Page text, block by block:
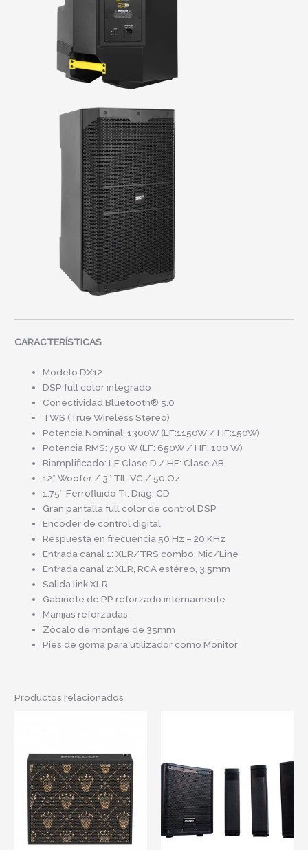
CARACTERÍSTICAS
Modelo DX12
DSP full color integrado
Conectividad Bluetooth® 5.0
TWS (True Wireless Stereo)
Potencia Nominal: 1300W (LF:1150W / HF:150W)
Potencia RMS: 750 W (LF: 650W / HF: 100 W)
Biamplificado: LF Clase D / HF: Clase AB
12” Woofer / 3” TIL VC / 50 Oz
1.75’’ Ferrofluido Ti. Diag. CD
Gran pantalla full color de control DSP
Encoder de control digital
Respuesta en frecuencia 50 Hz – 20 KHz
Entrada canal 1: XLR/TRS combo. Mic/Line
Entrada canal 2: XLR, RCA estéreo, 3.5mm
Salida link XLR
Gabinete de PP reforzado internamente
Manijas reforzadas
Zócalo de montaje de 35mm
Pies de goma para utilizador como Monitor
Productos relacionados